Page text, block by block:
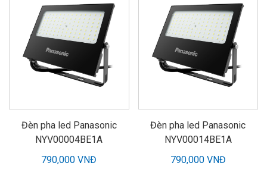
Đèn pha led Panasonic
NYV00004BE1A
790,000 VNĐ
Đèn pha led Panasonic
NYV00014BE1A
790,000 VNĐ